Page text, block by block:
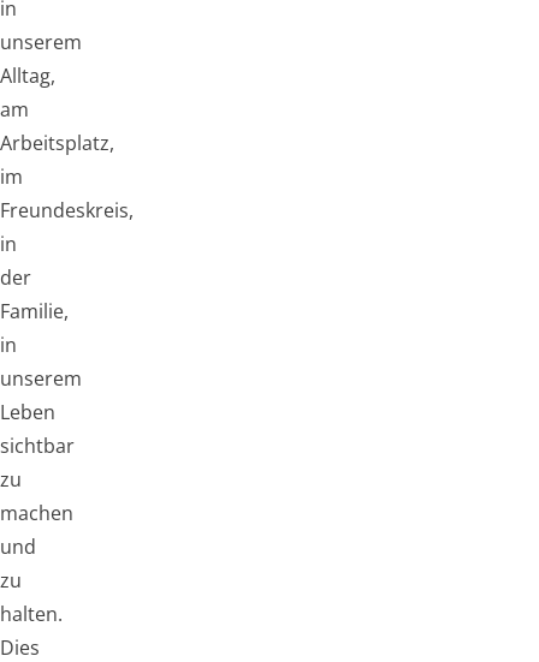
in
unserem
Alltag,
am
Arbeitsplatz,
im
Freundeskreis,
in
der
Familie,
in
unserem
Leben
sichtbar
zu
machen
und
zu
halten.
Dies